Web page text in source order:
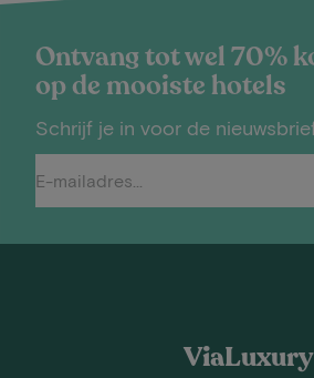
Ontvang tot wel 70%
op de mooiste hotels
Schrijf je in voor de
ViaLuxury